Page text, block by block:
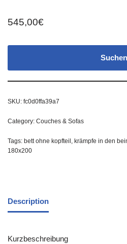
545,00€
Suchen
SKU: fc0d0ffa39a7
Category: Couches & Sofas
Tags: bett ohne kopfteil , krämpfe in den
180x200
Description
Kurzbeschreibung